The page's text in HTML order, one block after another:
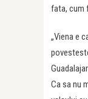
fata, cum
„Viena e
Ca sa nu